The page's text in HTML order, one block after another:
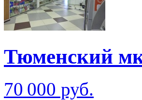
Тюменский
70 000 руб.